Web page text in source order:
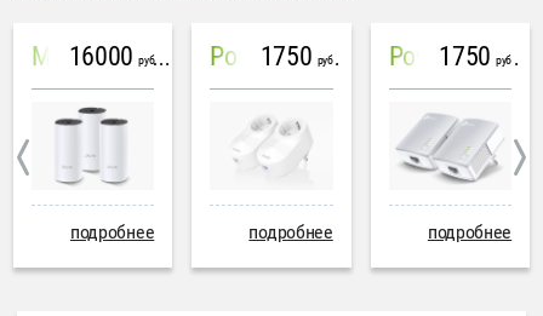
Mesh система TP-Link Deco M4 (3 устройства)
16000 руб
подробнее
PowerLine Tenda PH6
1750 руб
подробнее
PowerLine TP-Link AV600
1750 руб
подробнее